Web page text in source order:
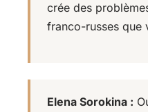
crée des
franco-russes que
Elena Sorokina :